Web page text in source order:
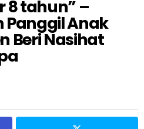
8 tahun” –
Panggil Anak
Beri Nasihat